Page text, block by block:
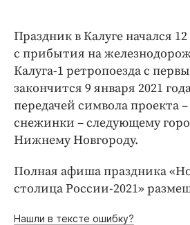
Праздник в Калуге начался
с прибытия на
Калуга-1 ретропоезда с
закончится 9 января 2021
передачей символа проекта
снежинки – следующему
Нижнему Новгороду.
Полная афиша праздника
столица России-2021»
Нашли в тексте ошибку?